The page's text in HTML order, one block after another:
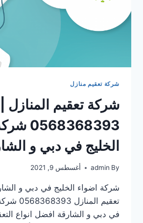
شركة تعقيم منازل
شركة تعقيم المنازل |
الخليج في دبي و
By
admin أغسطس 9, 2021
شركة اضواء الخليج في دبي و
تعقيم
في دبي و الشارقة افضل انواع